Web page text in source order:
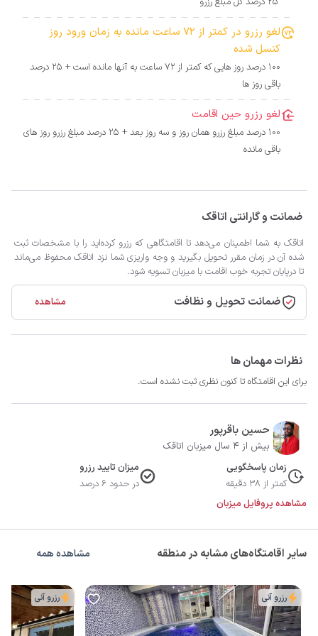
لغو رزرو در کمتر از 72 ساعت مانده به زمان ورود روز
کنسل شده
100 درصد روز هایی که کمتر از 72 ساعت به آنها مانده است + 25 درصد
باقی روز ها
لغو رزرو حین اقامت
100 درصد مبلغ رزرو همان روز و سه روز بعد + 25 درصد مبلغ رزرو روز های
باقی مانده
ضمانت و گارانتی اتاقک
اتاقک به شما اطمینان می‌دهد تا اقامتگاهی که رزرو کرده‌اید را با مشخصات ثبت
شده آن در زمان مقرر تحویل بگیرید و وجه واریزی شما نزد اتاقک محفوظ می‌ماند
تا درپایان تجربه خوب اقامت با میزبان تسویه شود.
ضمانت تحویل و نظافت مشاهده
نظرات مهمان ها
برای این اقامتگاه تا کنون نظری ثبت نشده است.
حسین باقرپور
بیش از 4 سال میزبان اتاقک
زمان پاسخگویی
کمتر از 38 دقیقه
میزان تایید رزرو
در حدود 6 درصد
مشاهده پروفایل میزبان
سایر اقامتگاه‌های مشابه در منطقه مشاهده همه
رزرو آنی رزرو آنی